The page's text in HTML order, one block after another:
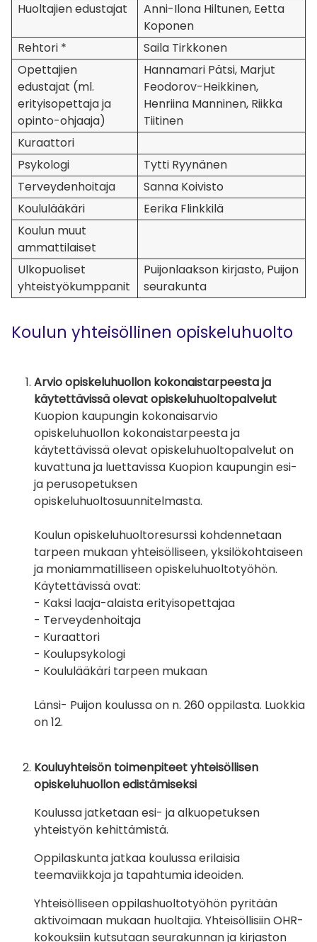
Huoltajien edustajat
Anni-Ilona Hiltunen, Eetta
Koponen
Rehtori *
Saila Tirkkonen
Opettajien
edustajat (ml.
erityisopettaja ja
opinto-ohjaaja)
Hannamari Pätsi, Marjut
Feodorov-Heikkinen,
Henriina Manninen, Riikka
Tiitinen
Kuraattori
Psykologi
Tytti Ryynänen
Terveydenhoitaja
Sanna Koivisto
Koululääkäri
Eerika Flinkkilä
Koulun muut
ammattilaiset
Ulkopuoliset
yhteistyökumppanit
Puijonlaakson kirjasto, Puijon
seurakunta
Koulun yhteisöllinen opiskeluhuolto
Arvio opiskeluhuollon kokonaistarpeesta ja
käytettävissä olevat opiskeluhuoltopalvelut
Kuopion kaupungin kokonaisarvio
opiskeluhuollon kokonaistarpeesta ja
käytettävissä olevat opiskeluhuoltopalvelut on
kuvattuna ja luettavissa Kuopion kaupungin esi-
ja perusopetuksen
opiskeluhuoltosuunnitelmasta.
Koulun opiskeluhuoltoresurssi kohdennetaan
tarpeen mukaan yhteisölliseen, yksilökohtaiseen
ja moniammatilliseen opiskeluhuoltotyöhön.
Käytettävissä ovat:
- Kaksi laaja-alaista erityisopettajaa
- Terveydenhoitaja
- Kuraattori
- Koulupsykologi
- Koululääkäri tarpeen mukaan
Länsi- Puijon koulussa on n. 260 oppilasta. Luokkia
on 12.
Kouluyhteisön toimenpiteet yhteisöllisen
opiskeluhuollon edistämiseksi
Koulussa jatketaan esi- ja alkuopetuksen
yhteistyön kehittämistä.
Oppilaskunta jatkaa koulussa erilaisia
teemaviikkoja ja tapahtumia ideoiden.
Yhteisölliseen oppilashuoltotyöhön pyritään
aktivoimaan mukaan huoltajia. Yhteisöllisiin OHR-
kokouksiin kutsutaan seurakunnan ja kirjaston